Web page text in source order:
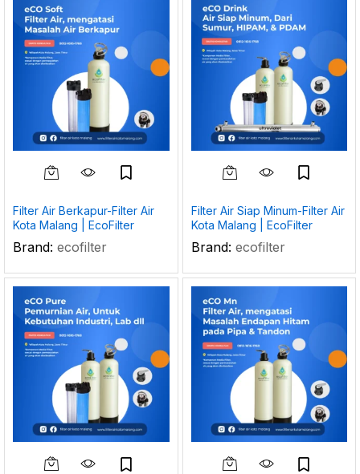
Filter Air Berkapur-Filter Air
Kota Malang | EcoFilter
Brand: ecofilter
Filter Air Siap Minum-Filter Air
Kota Malang | EcoFilter
Brand: ecofilter